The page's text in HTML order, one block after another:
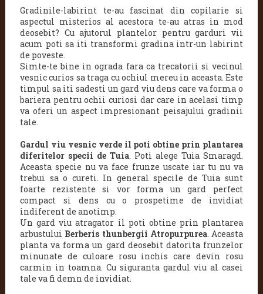
Gradinile-labirint te-au fascinat din copilarie si
aspectul misterios al acestora te-au atras in mod
deosebit? Cu ajutorul plantelor pentru garduri vii
acum poti sa iti transformi gradina intr-un labirint
de poveste.
Simte-te bine in ograda fara ca trecatorii si vecinul
vesnic curios sa traga cu ochiul mereu in aceasta. Este
timpul sa iti sadesti un gard viu dens care va forma o
bariera pentru ochii curiosi dar care in acelasi timp
va oferi un aspect impresionant peisajului gradinii
tale.
Gardul viu vesnic verde il poti obtine prin plantarea
diferitelor specii de Tuia. Poti alege Tuia Smaragd.
Aceasta specie nu va face frunze uscate iar tu nu va
trebui sa o cureti. In general specile de Tuia sunt
foarte rezistente si vor forma un gard perfect
compact si dens cu o prospetime de invidiat
indiferent de anotimp.
Un gard viu atragator il poti obtine prin plantarea
arbustului Berberis thunbergii Atropurpurea. Aceasta
planta va forma un gard deosebit datorita frunzelor
minunate de culoare rosu inchis care devin rosu
carmin in toamna. Cu siguranta gardul viu al casei
tale va fi demn de invidiat.